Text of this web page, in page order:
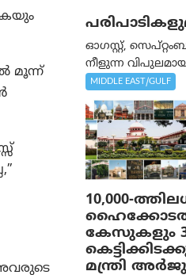
മൂന്ന്
ഓഗസ്റ്റ്,
നീളുന്ന
MIDDLE EAST/GULF
10,000-
കേസുകളും
മന്ത്രി